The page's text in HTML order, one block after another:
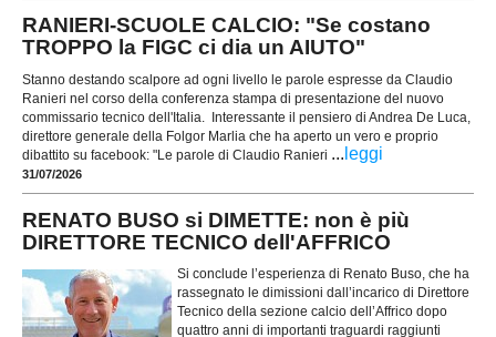
RANIERI-SCUOLE CALCIO: "Se costano
TROPPO la FIGC ci dia un AIUTO"
Stanno destando scalpore ad ogni livello le parole espresse da Claudio
Ranieri nel corso della conferenza stampa di presentazione del nuovo
commissario tecnico dell'Italia. Interessante il pensiero di Andrea De Luca,
direttore generale della Folgor Marlia che ha aperto un vero e proprio
dibattito su facebook: "Le parole di Claudio Ranieri ... leggi
31/07/2026
RENATO BUSO si DIMETTE: non è più
DIRETTORE TECNICO dell'AFFRICO
Si conclude l’esperienza di Renato Buso, che ha
rassegnato le dimissioni dall’incarico di Direttore
Tecnico della sezione calcio dell’Affrico dopo
quattro anni di importanti traguardi raggiunti